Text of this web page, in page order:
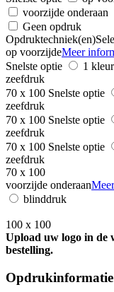
voorzijde onderaan
Geen opdruk
Opdruktechniek(en)
op voorzijdeMeer
Snelste optie
1 kleur
zeefdruk
70 x 100 Snelste optie
zeefdruk
70 x 100 Snelste optie
zeefdruk
70 x 100 Snelste optie
zeefdruk
70 x 100
voorzijde onderaan
blinddruk
100 x 100
Upload uw logo in de
bestelling.
Opdrukinformatie